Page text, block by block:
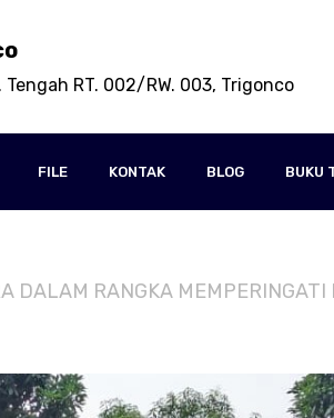
RT. 002/RW. 003, Trigonco
FILE KONTAK BLOG BUKU
DALAM RANGKA MEMPERINGATI